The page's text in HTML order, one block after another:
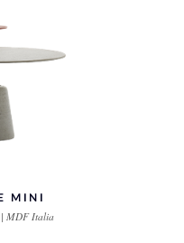
MINI
| MDF Italia